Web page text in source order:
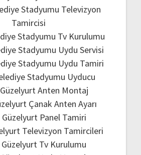
Stadyumu Televizyon
Tamircisi
Stadyumu Tv Kurulumu
Stadyumu Uydu Servisi
Stadyumu Uydu Tamiri
Stadyumu Uyducu
Anten Montaj
Çanak Anten Ayarı
Panel Tamiri
Televizyon Tamircileri
Tv Kurulumu